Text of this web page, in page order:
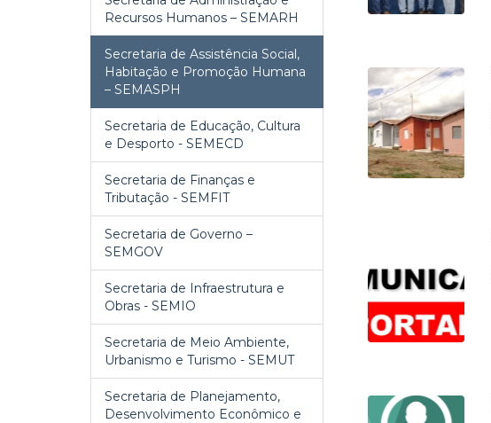
Recursos Humanos – SEMARH
Secretaria de Assistência Social,
Habitação e Promoção Humana
– SEMASPH
Secretaria de Educação, Cultura
e Desporto - SEMECD
Secretaria de Finanças e
Tributação - SEMFIT
Secretaria de Governo –
SEMGOV
Secretaria de Infraestrutura e
Obras - SEMIO
Secretaria de Meio Ambiente,
Urbanismo e Turismo - SEMUT
Secretaria de Planejamento,
Desenvolvimento Econômico e